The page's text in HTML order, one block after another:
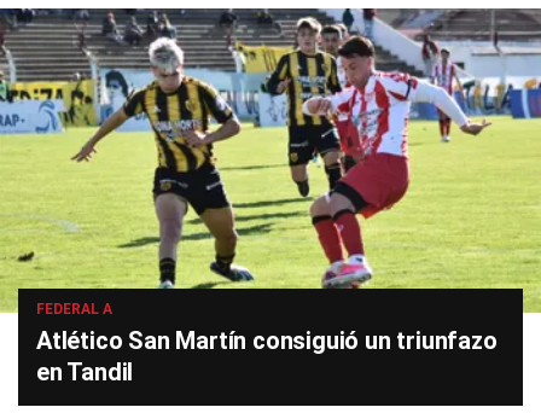
FEDERAL A
Atlético San Martín consiguió un triunfazo
en Tandil